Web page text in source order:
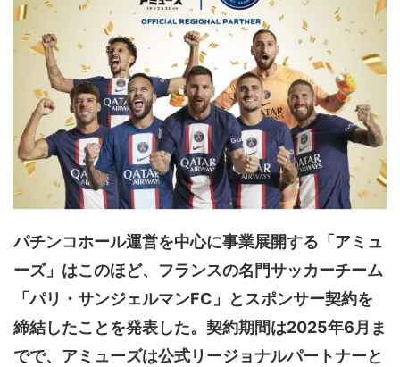
パチンコホール運営を中心に事業展開する「アミュ
ーズ」はこのほど、フランスの名門サッカーチーム
「パリ・サンジェルマンFC」とスポンサー契約を
締結したことを発表した。契約期間は2025年6月ま
でで、アミューズは公式リージョナルパートナーと